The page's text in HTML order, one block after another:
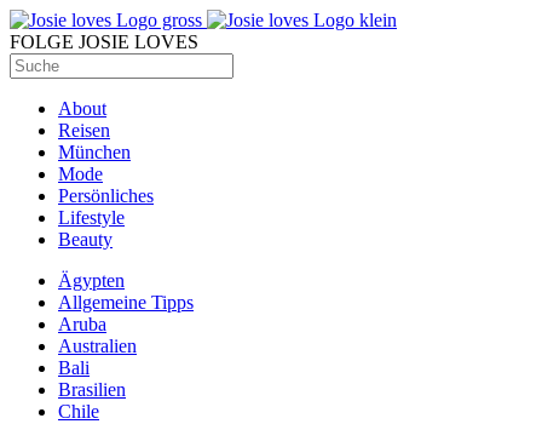
FOLGE JOSIE LOVES
About
Reisen
München
Mode
Persönliches
Lifestyle
Beauty
Ägypten
Allgemeine Tipps
Aruba
Australien
Bali
Brasilien
Chile